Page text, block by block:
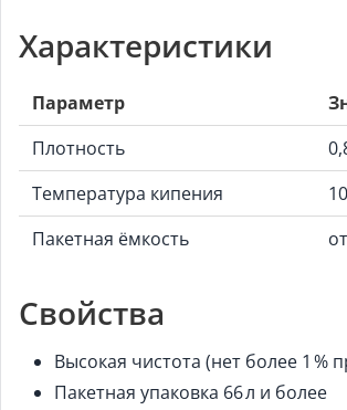
Характеристики
Параметр
Плотность
Температура кипения
Пакетная ёмкость
Свойства
Высокая чистота (нет более 1 %
Пакетная упаковка 66 л и более